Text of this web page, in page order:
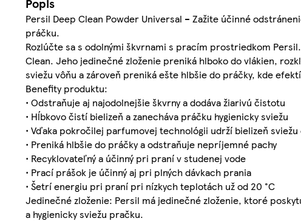
Persil Deep Clean Powder Universal – Zažite účinné
práčku.
Rozlúčte sa s odolnými škvrnami s pracím prostriedkom
Clean. Jeho jedinečné zloženie preniká hlboko do vlákien,
sviežu vôňu a zároveň preniká ešte hlbšie do práčky, kde
Benefity produktu:
• Odstraňuje aj najodolnejšie škvrny a dodáva žiarivú čistotu
• Hĺbkovo čistí bielizeň a zanecháva práčku hygienicky sviežu
• Vďaka pokročilej parfumovej technológii udrží bielizeň sviežu
• Preniká hlbšie do práčky a odstraňuje nepríjemné pachy
• Recyklovateľný a účinný pri praní v studenej vode
• Prací prášok je účinný aj pri plných dávkach prania
• Šetrí energiu pri praní pri nízkych teplotách už od 20 °C
Jedinečné zloženie: Persil má jedinečné zloženie, ktoré
a hygienicky sviežu pračku.